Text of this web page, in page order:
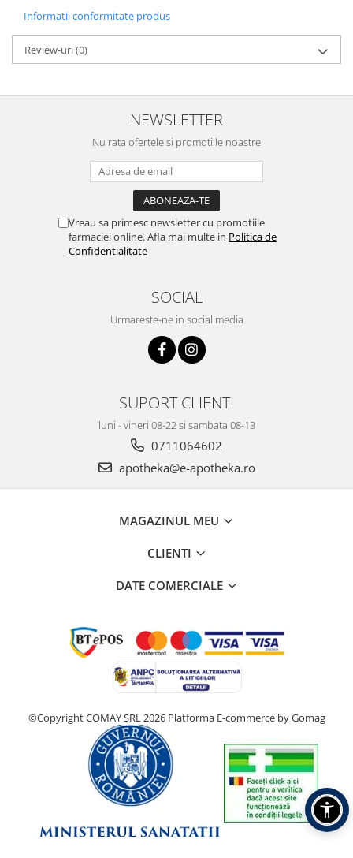
Informatii conformitate produs
Review-uri(0)
NEWSLETTER
Nu rata ofertele si promotiile noastre
Vreau sa primesc newsletter cu promotiile
farmaciei online. Afla mai multe in Politica de
Confidentialitate
SOCIAL
Urmareste-ne in social media
SUPORT CLIENTI
luni - vineri 08-22 si sambata 08-13
0711064602
apotheka@e-apotheka.ro
MAGAZINUL MEU
CLIENTI
DATE COMERCIALE
©Copyright COMAY SRL 2026 Platforma E-commerce by Gomag